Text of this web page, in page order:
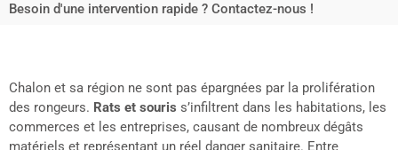
Besoin d'une intervention rapide ? Contactez-nous !
Chalon et sa région ne sont pas épargnées par la prolifération
des rongeurs. Rats et souris s’infiltrent dans les habitations, les
commerces et les entreprises, causant de nombreux dégâts